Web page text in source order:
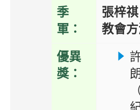
季
軍：
張梓
教會方
優異
獎：